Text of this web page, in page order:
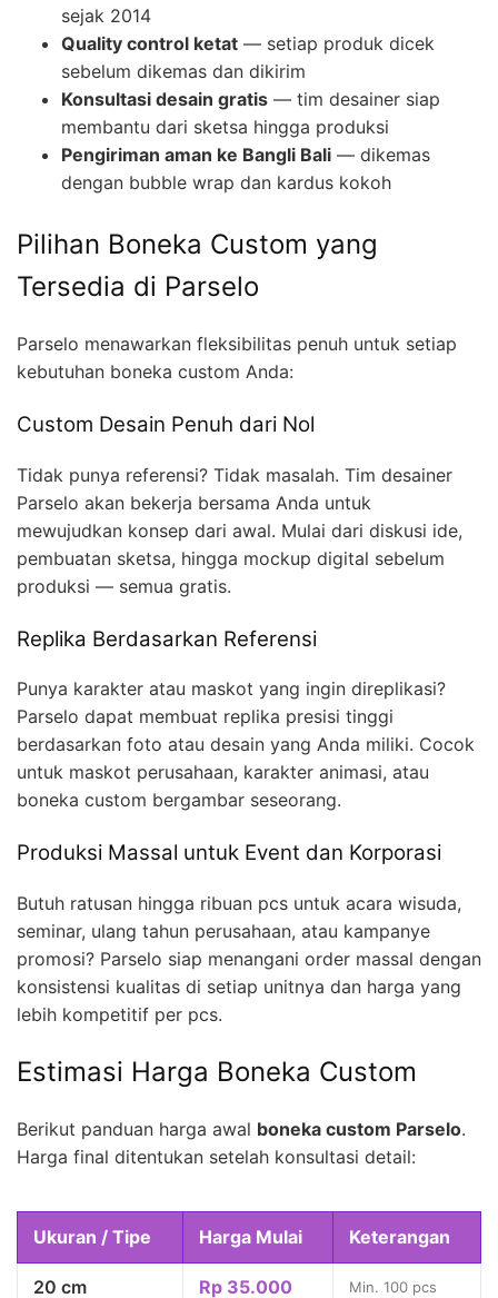
sejak 2014
Quality control ketat — setiap produk dicek
sebelum dikemas dan dikirim
Konsultasi desain gratis — tim desainer siap
membantu dari sketsa hingga produksi
Pengiriman aman ke Bangli Bali — dikemas
dengan bubble wrap dan kardus kokoh
Pilihan Boneka Custom yang
Tersedia di Parselo
Parselo menawarkan fleksibilitas penuh untuk setiap
kebutuhan boneka custom Anda:
Custom Desain Penuh dari Nol
Tidak punya referensi? Tidak masalah. Tim desainer
Parselo akan bekerja bersama Anda untuk
mewujudkan konsep dari awal. Mulai dari diskusi ide,
pembuatan sketsa, hingga mockup digital sebelum
produksi — semua gratis.
Replika Berdasarkan Referensi
Punya karakter atau maskot yang ingin direplikasi?
Parselo dapat membuat replika presisi tinggi
berdasarkan foto atau desain yang Anda miliki. Cocok
untuk maskot perusahaan, karakter animasi, atau
boneka custom bergambar seseorang.
Produksi Massal untuk Event dan Korporasi
Butuh ratusan hingga ribuan pcs untuk acara wisuda,
seminar, ulang tahun perusahaan, atau kampanye
promosi? Parselo siap menangani order massal dengan
konsistensi kualitas di setiap unitnya dan harga yang
lebih kompetitif per pcs.
Estimasi Harga Boneka Custom
Berikut panduan harga awal boneka custom Parselo.
Harga final ditentukan setelah konsultasi detail:
Ukuran / Tipe Harga Mulai Keterangan
20 cm Rp 35.000 Min. 100 pcs